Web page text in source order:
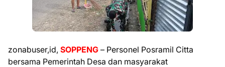
zonabuser,id, SOPPENG – Personel Posramil Citta
bersama Pemerintah Desa dan masyarakat